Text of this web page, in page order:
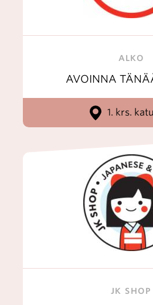
ALKO
AVOINNA
1. krs.
JK SHOP